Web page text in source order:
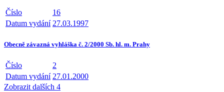
Číslo
16
Datum vydání 27.03.1997
Obecně závazná vyhláška č. 2/2000 Sb. hl. m. Prahy
Číslo
2
Datum vydání 27.01.2000
Zobrazit dalších 4